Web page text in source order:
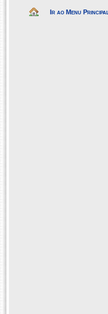
Ir ao Menu Principal